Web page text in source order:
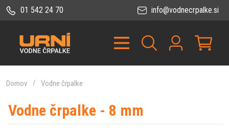
01 542 24 70 info@vodnecrpalke.si
Domov Vodne črpalke
Vodne črpalke - 8 mm